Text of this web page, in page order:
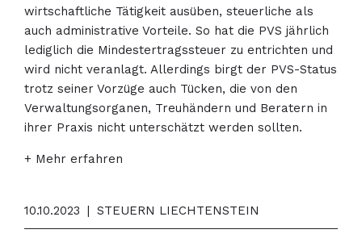
wirtschaftliche Tätigkeit ausüben, steuerliche als
auch administrative Vorteile. So hat die PVS jährlich
lediglich die Mindestertragssteuer zu entrichten und
wird nicht veranlagt. Allerdings birgt der PVS-Status
trotz seiner Vorzüge auch Tücken, die von den
Verwaltungsorganen, Treuhändern und Beratern in
ihrer Praxis nicht unterschätzt werden sollten.
+ Mehr erfahren
10.10.2023 | STEUERN LIECHTENSTEIN